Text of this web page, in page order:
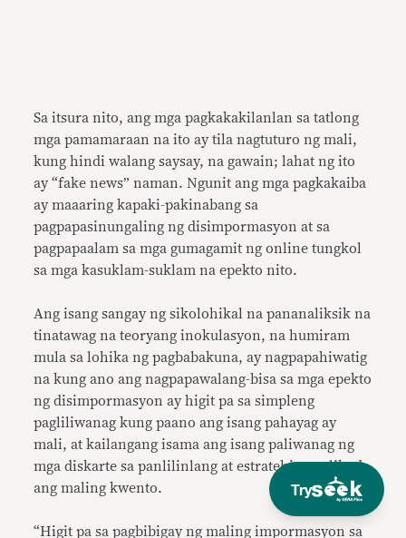
Try
Sa itsura nito, ang mga pagkakakilanlan sa tatlong
mga pamamaraan na ito ay tila nagtuturo ng mali,
kung hindi walang saysay, na gawain; lahat ng ito
ay “fake news” naman. Ngunit ang mga pagkakaiba
ay maaaring kapaki-pakinabang sa
pagpapasinungaling ng disimpormasyon at sa
pagpapaalam sa mga gumagamit ng online tungkol
sa mga kasuklam-suklam na epekto nito.
Ang isang sangay ng sikolohikal na pananaliksik na
tinatawag na teoryang inokulasyon, na humiram
mula sa lohika ng pagbabakuna, ay nagpapahiwatig
na kung ano ang nagpapawalang-bisa sa mga epekto
ng disimpormasyon ay higit pa sa simpleng
pagliliwanag kung paano ang isang pahayag ay
mali, at kailangang isama ang isang paliwanag ng
mga diskarte sa panlilinlang at estratehiya sa likod
ang maling kwento.
“Higit pa sa pagbibigay ng maling impormasyon sa